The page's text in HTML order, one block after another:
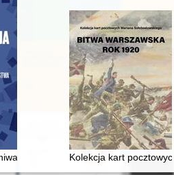
: od tajnych do jawnych akt
Kolekcja kart